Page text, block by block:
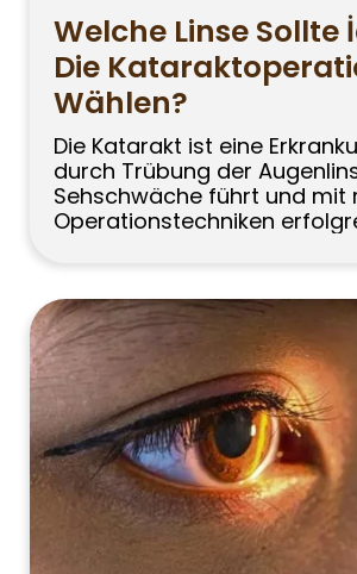
Welche Linse Sollte
Die
Wählen?
Die Katarakt ist eine
durch Trübung der
Sehschwäche führt und mit
Operationstechniken
unterziehen sich jedes Jahr
Hunderttausende
Kataraktoperation. Bei der
Kataraktoperation wird die
Augenlinse gereinigt und
an ihrer Stelle eine
Bis vor kurzem wurde nur ein